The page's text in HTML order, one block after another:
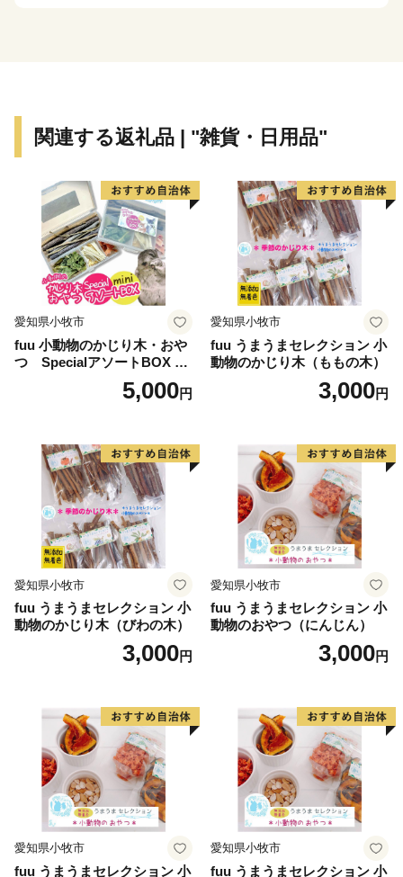
印南町では、1億円事業として人材育成のため「かえる
推進事業」を財源に全国に類を見ない「かえる」をテー
マとしたユニークな橋（かえる橋）を建設しました。多
くの人々を招き入れ、町発展への願いを込めたもので
す。『努力、忍耐、飛躍』を象徴する ”柳に跳びつくか
える”（小野道風）をイメージし、「考える」「人をか
える」「町をかえる」「古里へかえる」「栄える」とい
う5つの”かえる”にひっかけ、ネーミングしています。
農業は、温暖な気候を活かし、ミニトマトなど野菜を中
の伊勢エビ等を対象とした刺し網漁業とアワビ、トコブ
シ、海草等の採貝漁業がおこなわれ、沖合ではイサキ、
タイ等を対象とした一本釣りやイワシ等を対象とした敷
き網（棒受け網）漁業、タチウオ、フグ等を対象とした
延べ縄漁業など、農林水産業が盛んな町です。
【印南祭り】
印南町を祭り一色に染める「印南祭り」。毎年10月2
日、日高地方の秋祭りのトップを切って行われる、宇杉
八幡と山口八幡両神社の合同秋季祭礼です。
川に飛び込み、祭装束の男衆が肩まで水につかりながら
川を渡る勇ましい祭り。一方の山口八幡神社の祭礼は6
台の屋台と神輿が登場。屋台をぶつけ合いながら印南港
まで御渡、浜辺では雑賀踊りや奴踊り、獅子舞が奉納さ
れます。
関連する返礼品 | "雑貨・日用品"
愛知県小牧市
fuu 小動物のかじり木・おや
つ SpecialアソートBOX mi
5,000円
愛知県小牧市
fuu うまうまセレクション 小
動物のかじり木（ももの木）
3,000円
愛知県小牧市
fuu うまうまセレクション 小
動物のかじり木（びわの木）
3,000円
愛知県小牧市
fuu うまうまセレクション 小
動物のおやつ（にんじん）
3,000円
愛知県小牧市
fuu うまうまセレクション 小
愛知県小牧市
fuu うまうまセレクション 小